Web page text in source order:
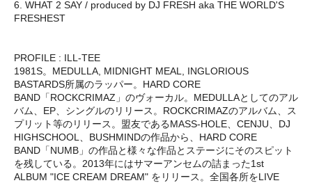
6. WHAT 2 SAY / produced by DJ FRESH aka THE WORLD'S
FRESHEST
PROFILE : ILL-TEE
1981S。MEDULLA, MIDNIGHT MEAL, INGLORIOUS
BASTARDS所属のラッパー。HARD CORE
BAND「ROCKCRIMAZ」のヴォーカル。MEDULLAとしてのアル
バム、EP、シングルのリリース。ROCKCRIMAZのアルバム、ス
プリット等のリリース。盟友であるMASS-HOLE、CENJU、DJ
HIGHSCHOOL、BUSHMINDの作品から、HARD CORE
BAND「NUMB」の作品と様々な作品とステージにそのスピット
を残している。2013年にはサマーアンセムの詰まった1st
ALBUM "ICE CREAM DREAM" をリリース。全国各所をLIVE